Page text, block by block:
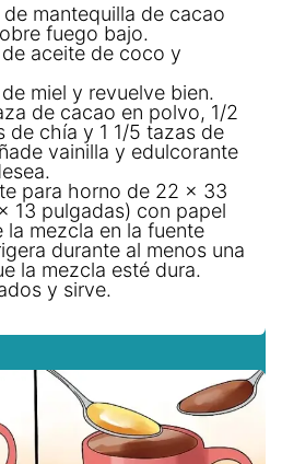
mantequilla de cacao
fuego bajo.
aceite de coco y
miel y revuelve bien.
de cacao en polvo, 1/2
de chía y 1 1/5 tazas de
vainilla y edulcorante
para horno de 22 x 33
13 pulgadas) con papel
la mezcla en la fuente
durante al menos una
la mezcla esté dura.
y sirve.